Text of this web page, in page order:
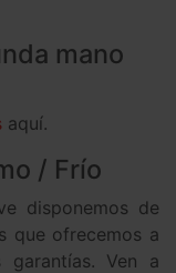
mano
aquí.
/ Frío
disponemos de
que ofrecemos a
garantías. Ven a